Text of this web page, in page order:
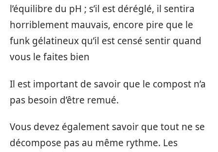
l’équilibre du pH ; s’il est déréglé, il sentira
horriblement mauvais, encore pire que le
funk gélatineux qu’il est censé sentir quand
vous le faites bien
Il est important de savoir que le compost n’a
pas besoin d’être remué.
Vous devez également savoir que tout ne se
décompose pas au même rythme. Les